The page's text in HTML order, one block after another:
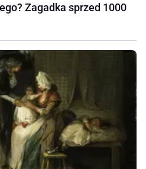
Zagadka sprzed 1000